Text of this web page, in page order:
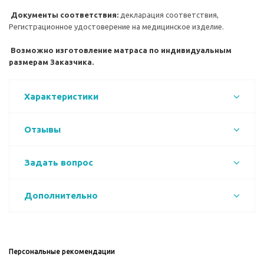
Документы соответствия: декларация соответствия,
Регистрационное удостоверение на медицинское изделие.
Возможно изготовление матраса по индивидуальным
размерам Заказчика.
Характеристики
Отзывы
Задать вопрос
Дополнительно
Персональные рекомендации